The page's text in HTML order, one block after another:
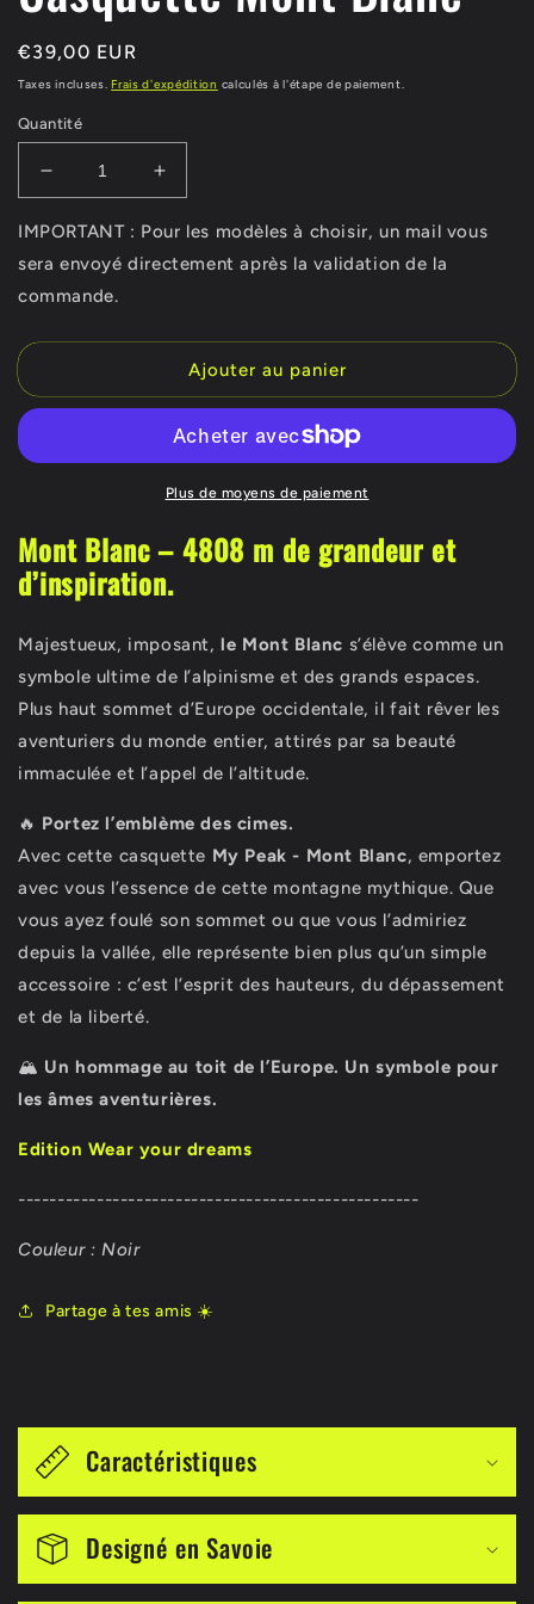
Prix
habituel
€39,00 EUR
Taxes incluses. Frais d'expédition calculés à l'étape de paiement.
Quantité
Réduire
la
quantité
de
Casquette
Mont
Augmenter
la
quantité
de
Casquette
IMPORTANT : Pour les modèles à choisir, un mail vous
sera envoyé directement après la validation de la
commande.
Ajouter au panier
Plus de moyens de paiement
Mont Blanc – 4808 m de grandeur et
d’inspiration.
Majestueux, imposant, le Mont Blanc s’élève comme un
symbole ultime de l’alpinisme et des grands espaces.
Plus haut sommet d’Europe occidentale, il fait rêver les
aventuriers du monde entier, attirés par sa beauté
immaculée et l’appel de l’altitude.
🔥 Portez l’emblème des cimes.
Avec cette casquette My Peak - Mont Blanc, emportez
avec vous l’essence de cette montagne mythique. Que
vous ayez foulé son sommet ou que vous l’admiriez
depuis la vallée, elle représente bien plus qu’un simple
accessoire : c’est l’esprit des hauteurs, du dépassement
et de la liberté.
🏔️ Un hommage au toit de l’Europe. Un symbole pour
les âmes aventurières.
Edition Wear your dreams
---------------------------------------------------
Couleur : Noir
Partage à tes amis ☀️
C
n
e
Caractéristiques
Designé en Savoie